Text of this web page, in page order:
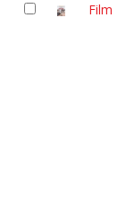
Film